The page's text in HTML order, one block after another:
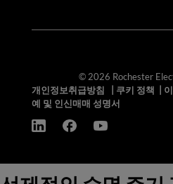
© 2026 Rochester
개인정보취급방침
쿠키 정책
예 및 인신매매 성명서